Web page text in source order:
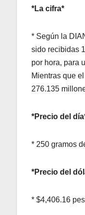
*La cifra*
* Según la
sido recibidas
por hora, para
Mientras que
276.135
*Precio del
* 250 gramos
*Precio del
* $4,406.16